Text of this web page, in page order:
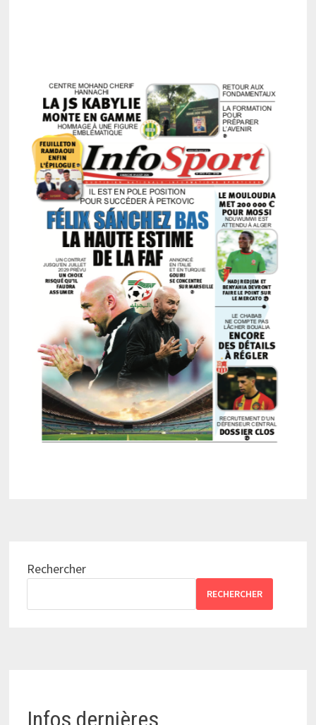
Rechercher
RECHERCHER
Infos dernières